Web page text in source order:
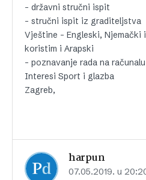
– državni stručni ispit
– stručni ispit iz graditeljstva
Vještine – Engleski, Njemački
koristim i Arapski
– poznavanje rada na računalu
Interesi Sport i glazba
Zagreb,
harpun
07.05.2019. u